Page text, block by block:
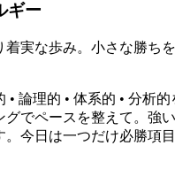
ギー
着実な歩み。小さな勝ち
• 論理的 • 体系的 • 分析
グでペースを整えて。強
。今日は一つだけ必勝項目